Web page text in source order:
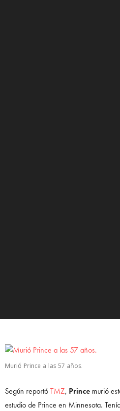
Murió Prince a las 57 años.
Según reportóTMZ, Prince murió
estudio de Prince en Minnesota.